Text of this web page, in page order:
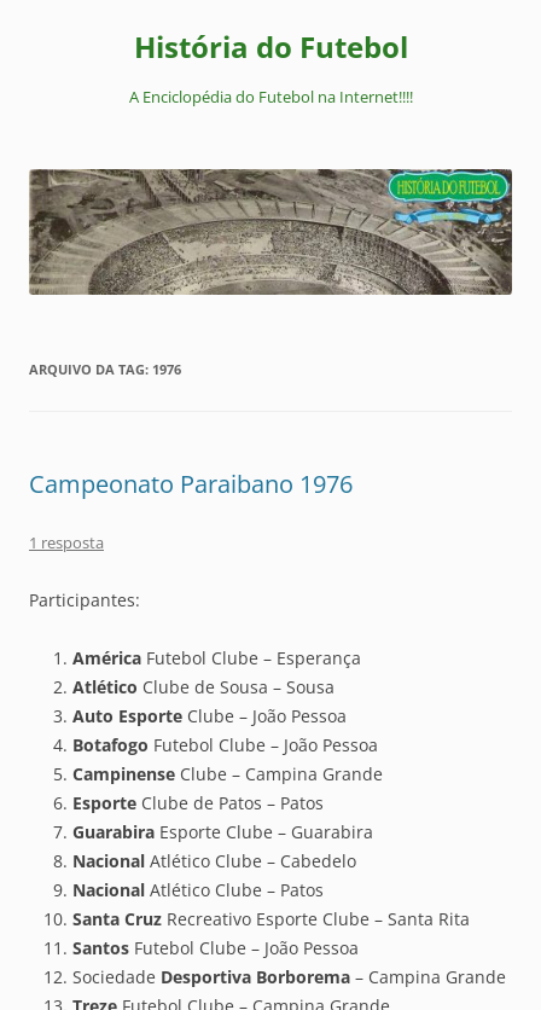
História do Futebol
A Enciclopédia do Futebol na Internet!!!!
ARQUIVO DA TAG: 1976
Campeonato Paraibano 1976
1 resposta
Participantes:
América Futebol Clube – Esperança
Atlético Clube de Sousa – Sousa
Auto Esporte Clube – João Pessoa
Botafogo Futebol Clube – João Pessoa
Campinense Clube – Campina Grande
Esporte Clube de Patos – Patos
Guarabira Esporte Clube – Guarabira
Nacional Atlético Clube – Cabedelo
Nacional Atlético Clube – Patos
Santa Cruz Recreativo Esporte Clube – Santa Rita
Santos Futebol Clube – João Pessoa
Sociedade Desportiva Borborema – Campina Grande